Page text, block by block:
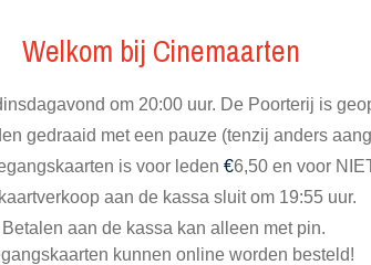
Welkom bij Cinemaarten
om 20:00 uur. De Poorterij is
gedraaid met een pauze (tenzij anders
is voor leden €6,50 en voor
aan de kassa sluit om 19:55 uur.
Betalen aan de kassa kan alleen met pin.
kunnen online worden besteld!